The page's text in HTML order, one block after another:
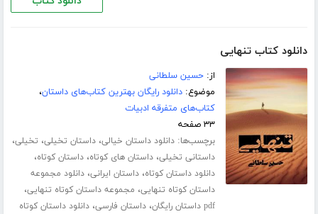
دانلود کتاب تنهایی
از:حسین سلطانی
موضوع:دانلود رایگان بهترین کتاب‌های داستان،
کتاب‌های متفرقه ادبیات
۳۳ صفحه
برچسب‌ها:دانلود داستان خیالی،داستان تخیلی، تخیلی،
داستانی تخیلی،داستان های کوتاه،داستان کوتاه،
دانلود داستان کوتاه،داستان ایرانی،دانلود مجموعه
داستان کوتاه تنهایی، مجموعه داستان کوتاه تنهایی،
pdf داستان رایگان ،داستان فارسی،دانلود داستان کوتاه